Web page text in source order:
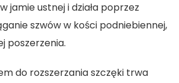
jamie ustnej i działa poprzez
szwów w kości podniebiennej,
poszerzenia.
do rozszerzania szczęki trwa